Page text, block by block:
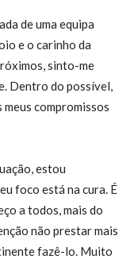
de uma equipa
e o carinho da
sinto-me
Dentro do possível,
compromissos
estou
foco está na cura. É
a todos, mais do
não prestar mais
fazê-lo. Muito